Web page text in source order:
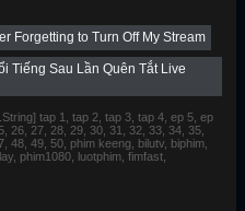
Forgetting to Turn Off My Stream
Tiếng Sau Lần Quên Tắt Live
tap 1, tap 2, tap 3, tap 4, ep 5, ep
26, 27, 28, 29, 30, 31, 32, 33, 34, 35,
48, 49, 50, phim keeng, bilutv, biphim,
phim1080, luotphim, fimfast,